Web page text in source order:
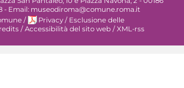
- Email: museodiroma@comune.roma.it
/ Privacy / Esclusione delle
/ Accessibilità del sito web / XML-rss